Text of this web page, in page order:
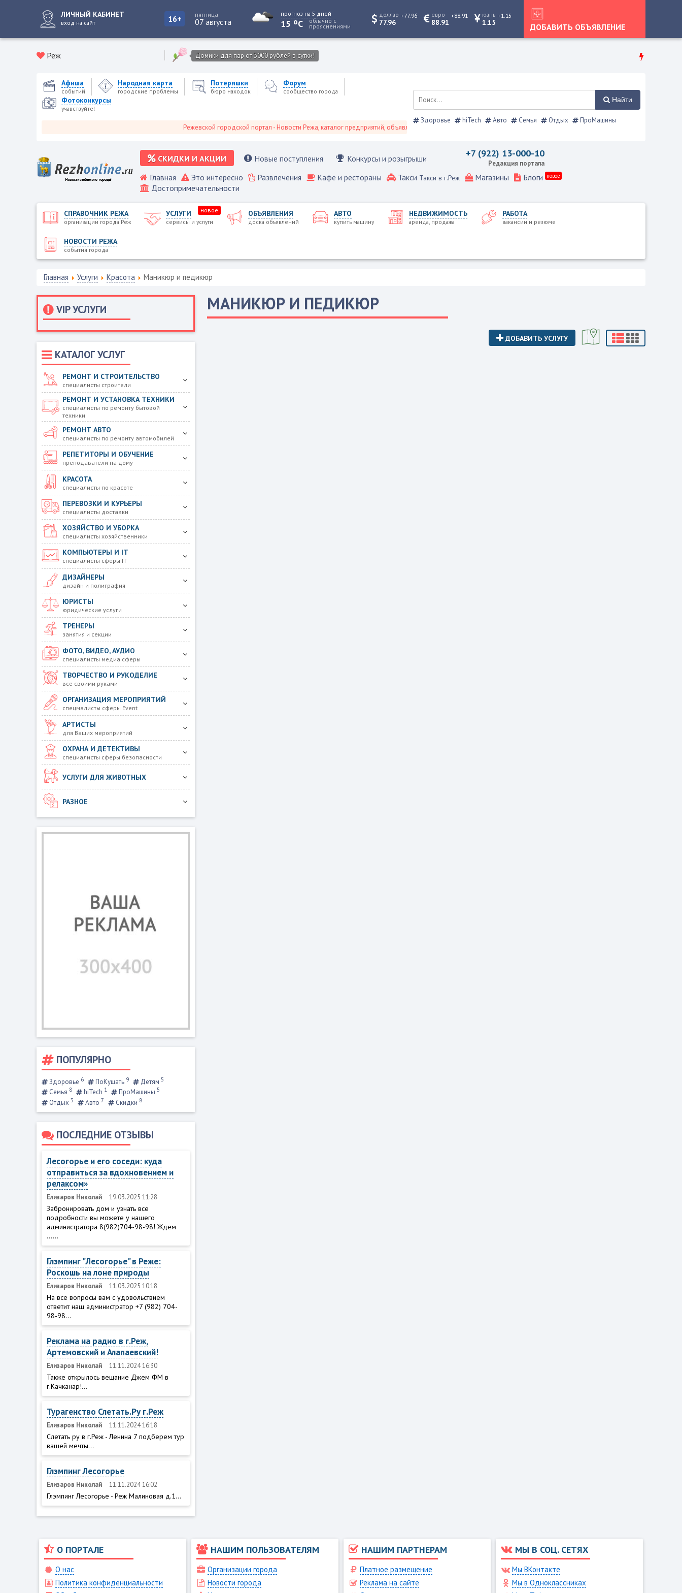
ЛИЧНЫЙ КАБИНЕТ
вход на сайт 16+ пятница
07 августа
прогноз на 5 дней
15 oC облачно с
прояснениями
доллар
77.96
+77.96 евро
88.91
+88.91 юань
1.15
+1.15
ДОБАВИТЬ ОБЪЯВЛЕНИЕ
Реж Домики для пар от 3000 рублей в сутки!
Афиша
событий
Народная карта
городские проблемы
Потеряшки
бюро находок
Форум
сообщество города
Фотоконкурсы
учавствуйте!
Режевской городской портал - Новости Режа, каталог предприятий, объявления, Режевской справочник
Найти
Здоровье hiTech Авто Семья Отдых ПроМашины
СКИДКИ И АКЦИИ Новые поступления Конкурсы и розыгрыши +7 (922) 13-000-10
Редакция портала
Главная Это интересно Развлечения Кафе и рестораны Такси Такси в г.Реж Магазины Блоги новое
Достопримечательности
СПРАВОЧНИК РЕЖА
организации города Реж
УСЛУГИ
сервисы и услуги
новое ОБЪЯВЛЕНИЯ
доска объявлений
АВТО
купить машину
НЕДВИЖИМОСТЬ
аренда, продажа
РАБОТА
вакансии и резюме
НОВОСТИ РЕЖА
события города
Главная Услуги Красота Маникюр и педикюр
VIP УСЛУГИ
КАТАЛОГ УСЛУГ
РЕМОНТ И СТРОИТЕЛЬСТВО
специалисты строители
РЕМОНТ И УСТАНОВКА ТЕХНИКИ
специалисты по ремонту бытовой
техники
РЕМОНТ АВТО
специалисты по ремонту автомобилей
РЕПЕТИТОРЫ И ОБУЧЕНИЕ
преподаватели на дому
КРАСОТА
специалисты по красоте
ПЕРЕВОЗКИ И КУРЬЕРЫ
специалисты доставки
ХОЗЯЙСТВО И УБОРКА
специалисты хозяйственники
КОМПЬЮТЕРЫ И IT
специалисты сферы IT
ДИЗАЙНЕРЫ
дизайн и полиграфия
ЮРИСТЫ
юридические услуги
ТРЕНЕРЫ
занятия и секции
ФОТО, ВИДЕО, АУДИО
специалисты медиа сферы
ТВОРЧЕСТВО И РУКОДЕЛИЕ
все своими руками
ОРГАНИЗАЦИЯ МЕРОПРИЯТИЙ
спецмалисты сферы Event
АРТИСТЫ
для Ваших мероприятий
ОХРАНА И ДЕТЕКТИВЫ
специалисты сферы безопасности
УСЛУГИ ДЛЯ ЖИВОТНЫХ
РАЗНОЕ
ПОПУЛЯРНО
Здоровье 6 ПоКушать 9 Детям 5
Семья 8 hiTech 1 ПроМашины 5
Отдых 3 Авто 7 Скидки 8
ПОСЛЕДНИЕ ОТЗЫВЫ
Лесогорье и его соседи: куда
отправиться за вдохновением и
релаксом»
Елизаров Николай 19.03.2025 11:28
Забронировать дом и узнать все
подробности вы можете у нашего
администратора 8(982)704-98-98! Ждем
......
Глэмпинг "Лесогорье" в Реже:
Роскошь на лоне природы
Елизаров Николай 11.03.2025 10:18
На все вопросы вам с удовольствием
ответит наш администратор +7 (982) 704-
98-98...
Реклама на радио в г.Реж,
Артемовский и Алапаевский!
Елизаров Николай 11.11.2024 16:30
Также открылось вещание Джем ФМ в
г.Качканар!...
Турагенство Слетать.Ру г.Реж
Елизаров Николай 11.11.2024 16:18
Слетать ру в г.Реж - Ленина 7 подберем тур
вашей мечты...
Глэмпинг Лесогорье
Елизаров Николай 11.11.2024 16:02
Глэмпинг Лесогорье - Реж Малиновая д.1...
МАНИКЮР И ПЕДИКЮР
ДОБАВИТЬ УСЛУГУ
О ПОРТАЛЕ
О нас
Политика конфиденциальности
НАШИМ ПОЛЬЗОВАТЕЛЯМ
Организации города
Новости города
НАШИМ ПАРТНЕРАМ
Платное размещение
Реклама на сайте
МЫ В СОЦ. СЕТЯХ
Мы ВКонтакте
Мы в Одноклассниках